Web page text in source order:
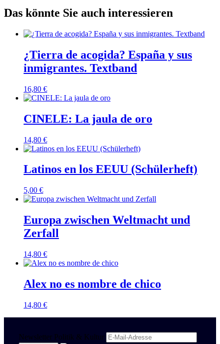
Das könnte Sie auch interessieren
¿Tierra de acogida? España y sus
inmigrantes. Textband
16,80 €
CINELE: La jaula de oro
14,80 €
Latinos en los EEUU (Schülerheft)
5,00 €
Europa zwischen Weltmacht und
Zerfall
14,80 €
Alex no es nombre de chico
14,80 €
Newsletter Politik & Kultur